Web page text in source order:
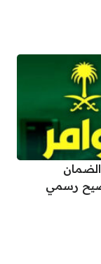
1000 ريال.. توضيح رسمي